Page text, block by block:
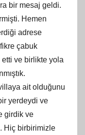
bir mesaj geldi.
Hemen
adrese
çabuk
etti ve birlikte yola
ait olduğunu
yerdeydi ve
girdik ve
Hiç birbirimizle